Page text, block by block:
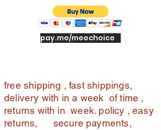
un
d.c
od
in
pay.me/meechoice
free shipping , fast shippings,
delivery with in a week of time ,
returns with in week. policy , easy
returns, secure payments,